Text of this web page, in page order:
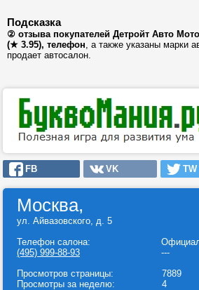
Подсказка
② отзыва покупателей Детройт Авто
(★ 3.95), телефон, а также указаны марки
продает автосалон.
FB VK TW
Москва,
ул. Айвазовского, д. 5
Телефон салона:
(495) 999-88-93
---
Просмотров страницы:
Просмотры за неделю:
7889
4